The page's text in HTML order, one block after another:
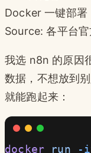
Docker 一键部署
Source: 各平台
我选 n8n 的原因
数据，不想放到
就能跑起来：
docker run -